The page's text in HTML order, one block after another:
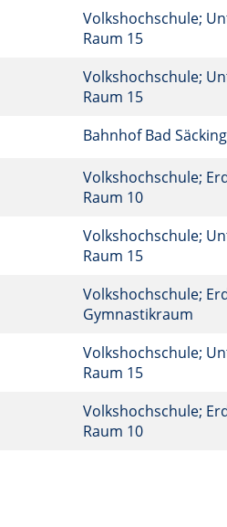
Volkshochschule;
Raum 15
Volkshochschule;
Raum 15
Bahnhof Bad
Volkshochschule;
Raum 10
Volkshochschule;
Raum 15
Volkshochschule;
Gymnastikraum
Volkshochschule;
Raum 15
Volkshochschule;
Raum 10